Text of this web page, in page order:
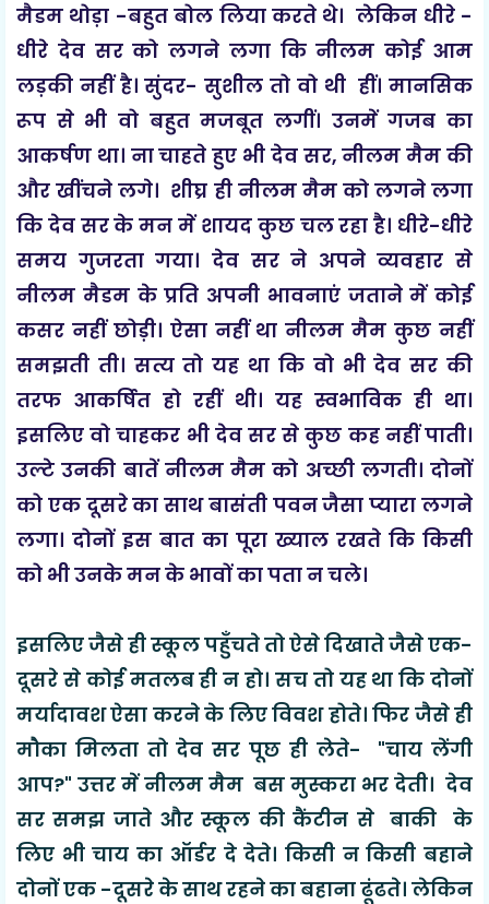
मैडम थोड़ा -बहुत बोल लिया करते थे। लेकिन धीरे -
धीरे देव सर को लगने लगा कि नीलम कोई आम
लड़की नहीं है। सुंदर- सुशील तो वो थी हीं। मानसिक
रूप से भी वो बहुत मजबूत लगीं। उनमें गजब का
आकर्षण था। ना चाहते हुए भी देव सर, नीलम मैम की
और खींचने लगे। शीघ्र ही नीलम मैम को लगने लगा
कि देव सर के मन में शायद कुछ चल रहा है। धीरे-धीरे
समय गुजरता गया। देव सर ने अपने व्यवहार से
नीलम मैडम के प्रति अपनी भावनाएं जताने में कोई
कसर नहीं छोड़ी। ऐसा नहीं था नीलम मैम कुछ नहीं
समझती ती। सत्य तो यह था कि वो भी देव सर की
तरफ आकर्षित हो रहीं थी। यह स्वभाविक ही था।
इसलिए वो चाहकर भी देव सर से कुछ कह नहीं पाती।
उल्टे उनकी बातें नीलम मैम को अच्छी लगती। दोनों
को एक दूसरे का साथ बासंती पवन जैसा प्यारा लगने
लगा। दोनों इस बात का पूरा ख्याल रखते कि किसी
को भी उनके मन के भावों का पता न चले।
इसलिए जैसे ही स्कूल पहुँचते तो ऐसे दिखाते जैसे एक-
दूसरे से कोई मतलब ही न हो। सच तो यह था कि दोनों
मर्यादावश ऐसा करने के लिए विवश होते। फिर जैसे ही
मौका मिलता तो देव सर पूछ ही लेते- "चाय लेंगी
आप?" उत्तर में नीलम मैम बस मुस्करा भर देती। देव
सर समझ जाते और स्कूल की कैंटीन से बाकी के
लिए भी चाय का ऑर्डर दे देते। किसी न किसी बहाने
दोनों एक -दूसरे के साथ रहने का बहाना ढूंढते। लेकिन